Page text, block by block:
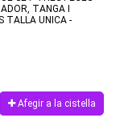
TANGA I
TALLA UNICA -
Afegir a la cistella